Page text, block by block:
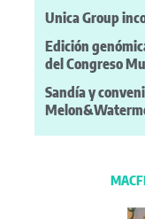
Unica Group
Edición
del Congreso
Sandía y